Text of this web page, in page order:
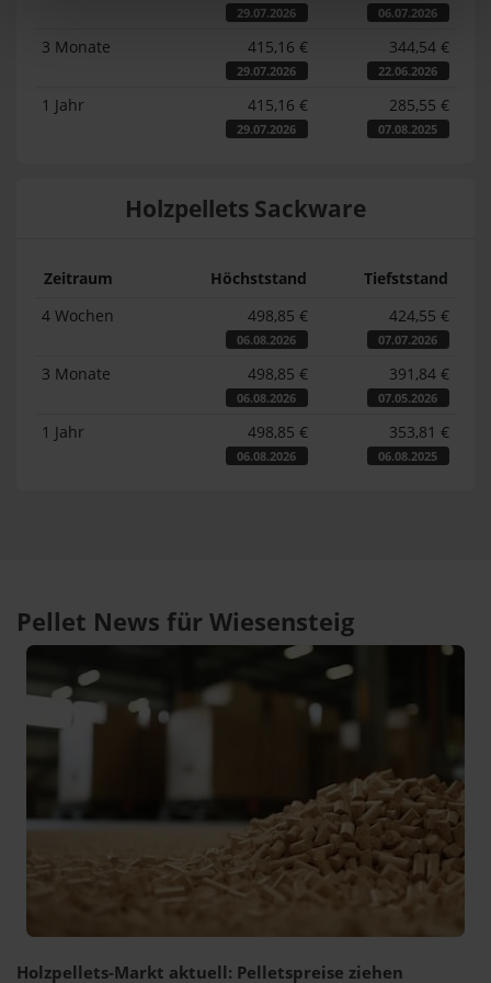
29.07.2026 06.07.2026
3 Monate 415,16 €
29.07.2026
344,54 €
22.06.2026
1 Jahr 415,16 €
29.07.2026
285,55 €
07.08.2025
Holzpellets Sackware
Zeitraum Höchststand
Tiefststand
4 Wochen
498,85 €
06.08.2026
424,55 €
07.07.2026
3 Monate 498,85 €
06.08.2026
391,84 €
07.05.2026
1 Jahr 498,85 €
06.08.2026
353,81 €
06.08.2025
Pellet News für Wiesensteig
Holzpellets-Markt aktuell: Pelletspreise ziehen